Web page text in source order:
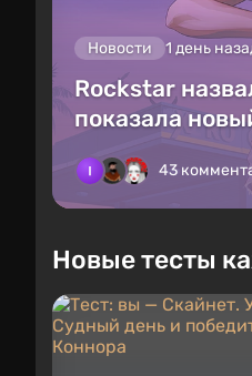
Новости 1 день
Rockstar
показала
43
Новые тесты